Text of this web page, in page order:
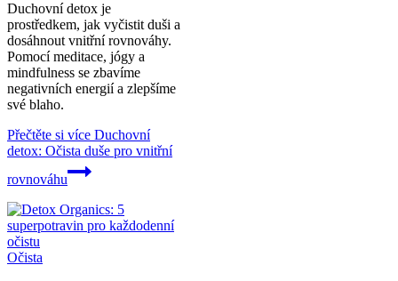
Duchovní detox je
prostředkem, jak vyčistit duši a
dosáhnout vnitřní rovnováhy.
Pomocí meditace, jógy a
mindfulness se zbavíme
negativních energií a zlepšíme
své blaho.
Přečtěte si více Duchovní
detox: Očista duše pro vnitřní
rovnováhu
Očista